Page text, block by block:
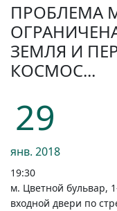
ПРОБЛЕМА
ЗЕМЛЯ И
КОСМОС...
29
янв. 2018
19:30
м. Цветной бульвар,
входной двери по